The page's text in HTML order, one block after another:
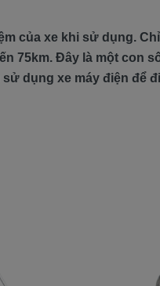
của xe khi sử dụng.
75km. Đây là một con
dụng xe máy điện để